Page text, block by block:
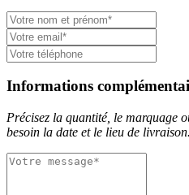
Informations
Précisez la quantité, le marquage
besoin la date et le lieu de livraison.